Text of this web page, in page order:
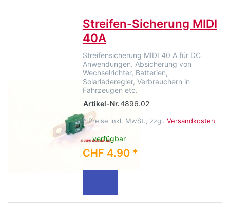
Streifen-Sicherung MIDI
40A
Streifensicherung MIDI 40 A für DC
Anwendungen. Absicherung von
Wechselrichter, Batterien,
Solarladeregler, Verbrauchern in
Fahrzeugen etc.
Artikel-Nr.4896.02
* Preise inkl. MwSt., zzgl. Versandkosten
verfügbar
CHF 4.90 *